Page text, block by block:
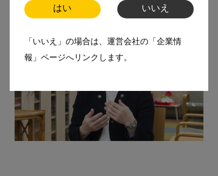
はい いいえ
「いいえ」の場合は、運営会社の「企業情
報」ページへリンクします。